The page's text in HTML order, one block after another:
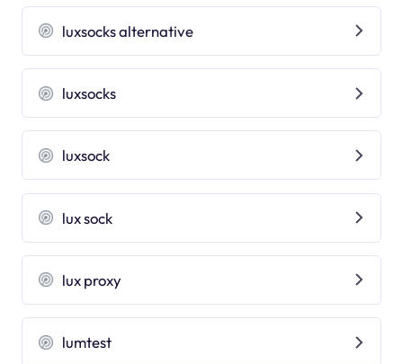
luxsocks alternative
luxsocks
luxsock
lux sock
lux proxy
lumtest